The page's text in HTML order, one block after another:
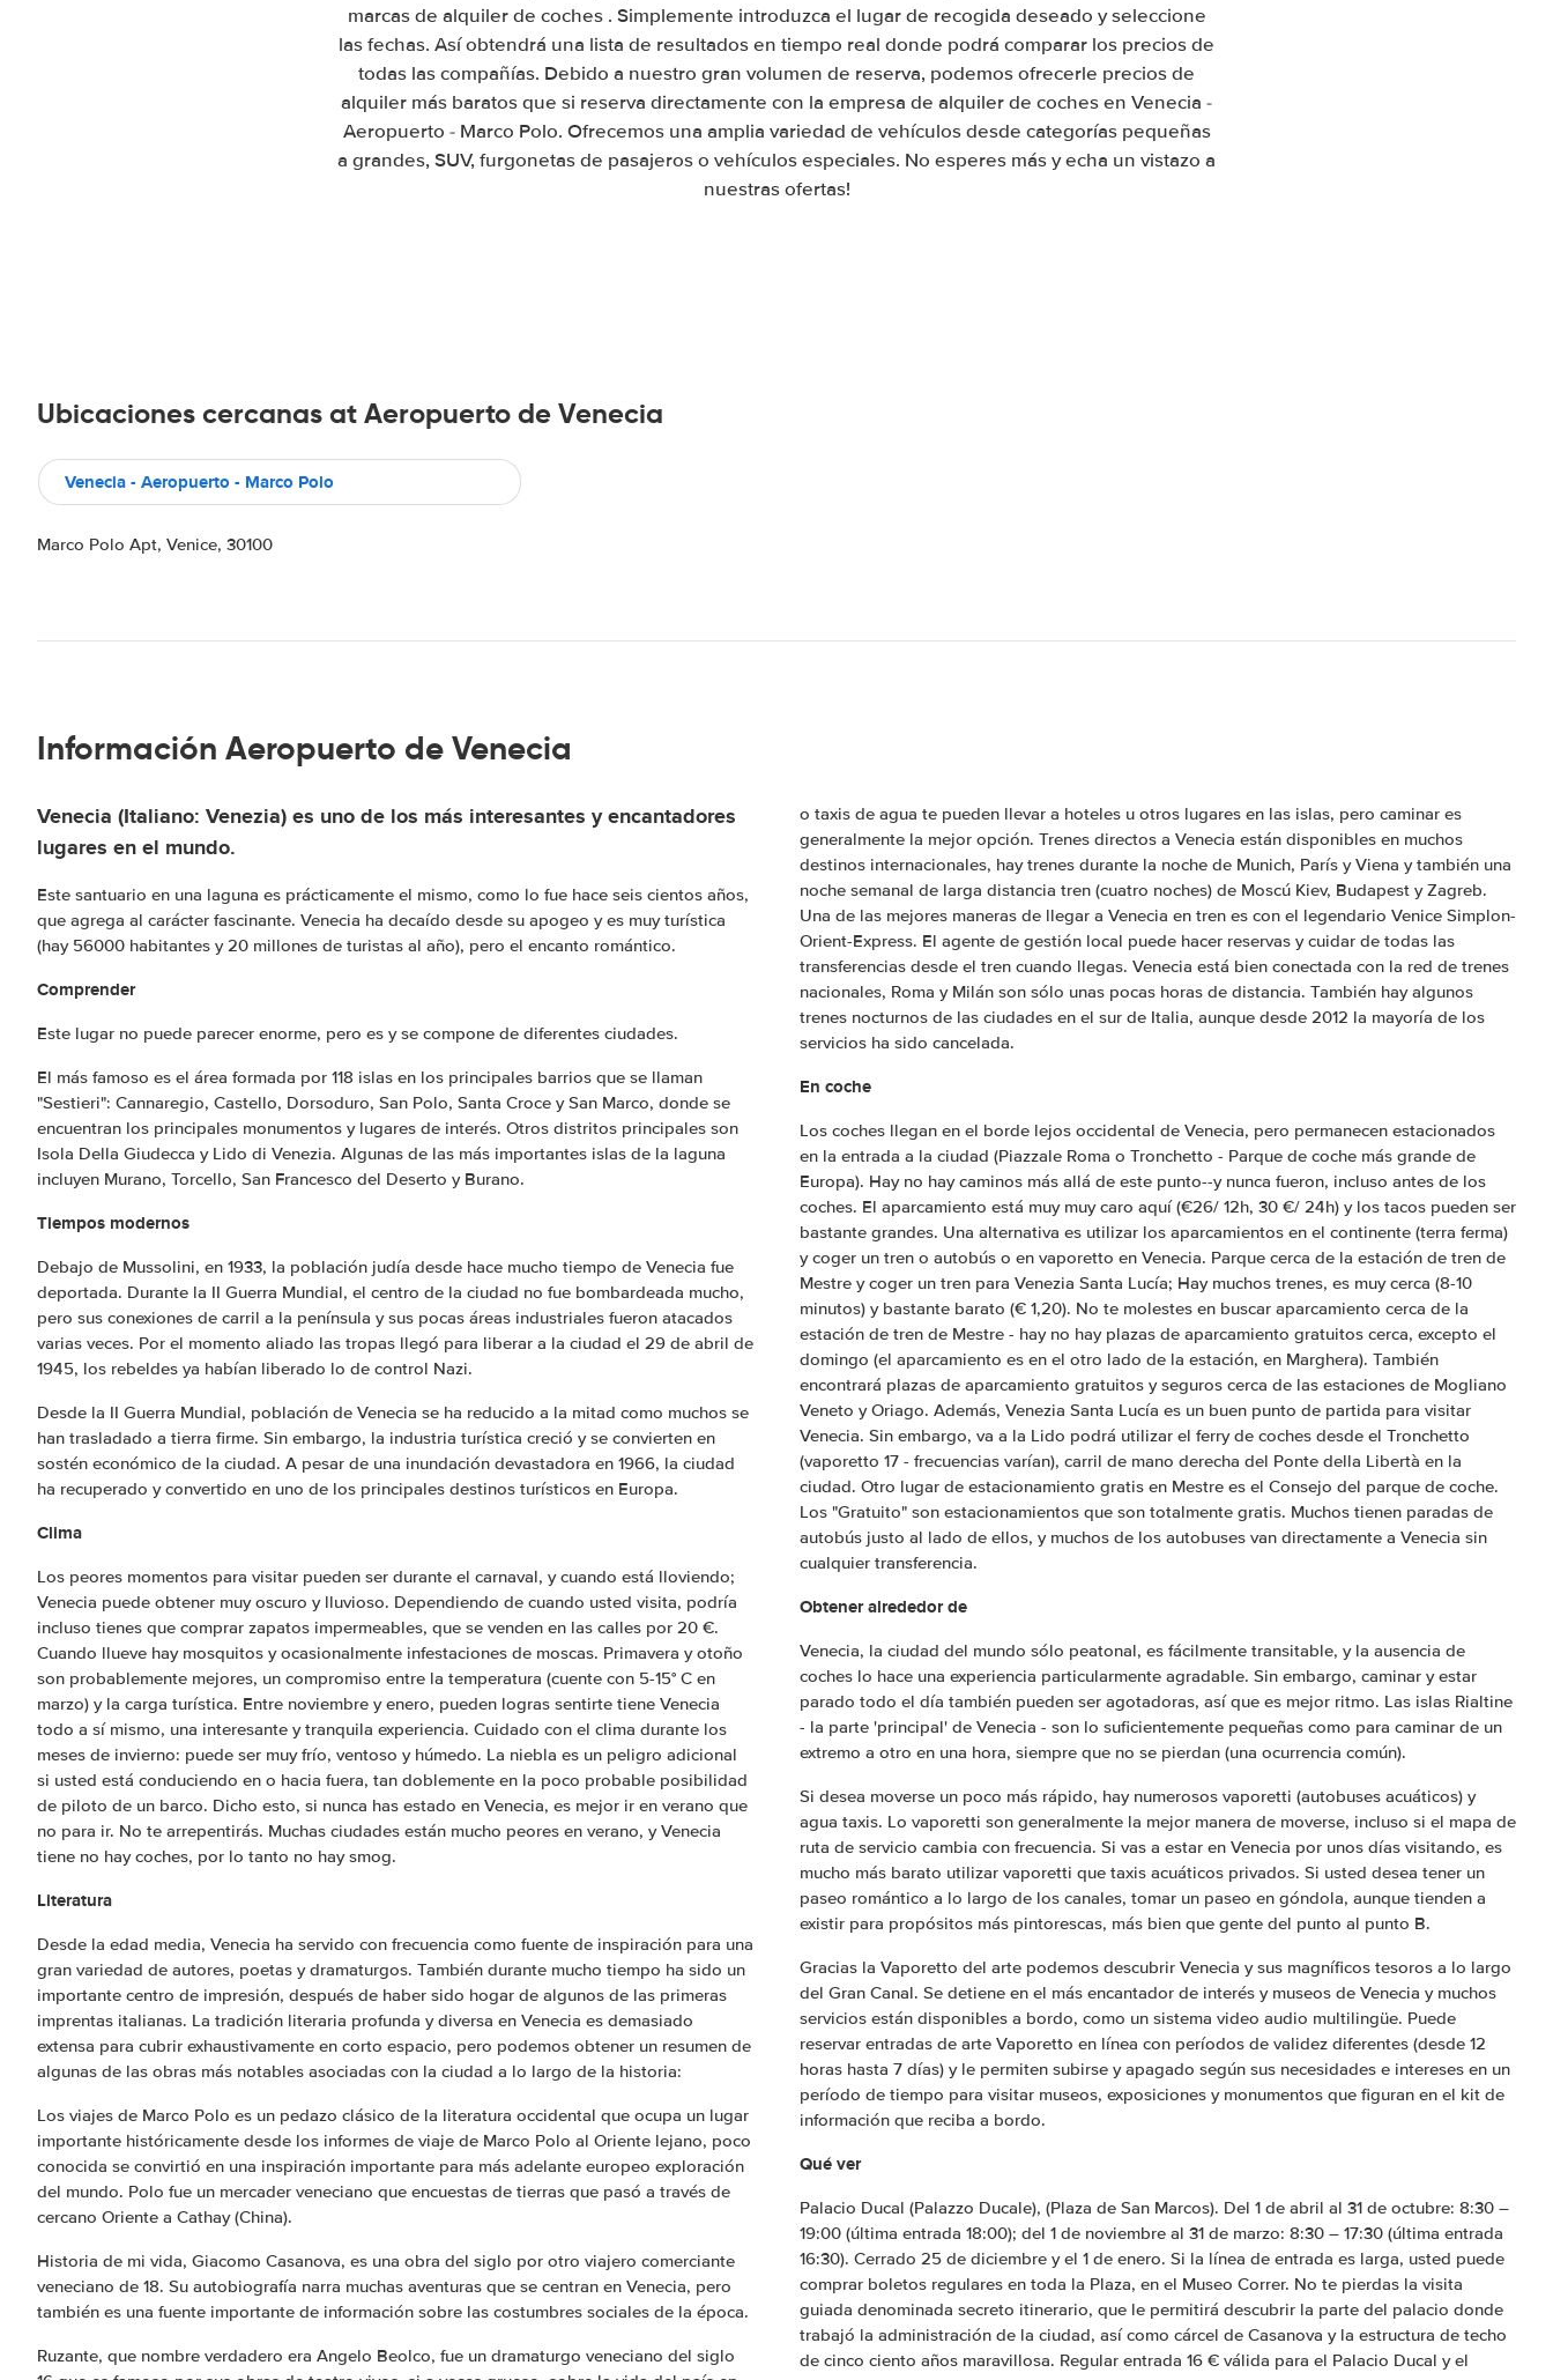
marcas de alquiler de coches . Simplemente introduzca el lugar de recogida deseado y seleccione
las fechas. Así obtendrá una lista de resultados en tiempo real donde podrá comparar los precios de
todas las compañías. Debido a nuestro gran volumen de reserva, podemos ofrecerle precios de
alquiler más baratos que si reserva directamente con la empresa de alquiler de coches en Venecia -
Aeropuerto - Marco Polo. Ofrecemos una amplia variedad de vehículos desde categorías pequeñas
a grandes, SUV, furgonetas de pasajeros o vehículos especiales. No esperes más y echa un vistazo a
nuestras ofertas!
Ubicaciones cercanas at Aeropuerto de Venecia
Venecia - Aeropuerto - Marco Polo
Marco Polo Apt, Venice, 30100
Información Aeropuerto de Venecia
Venecia (Italiano: Venezia) es uno de los más interesantes y encantadores
lugares en el mundo.
Este santuario en una laguna es prácticamente el mismo, como lo fue hace seis cientos años,
que agrega al carácter fascinante. Venecia ha decaído desde su apogeo y es muy turística
(hay 56000 habitantes y 20 millones de turistas al año), pero el encanto romántico.
Comprender
Este lugar no puede parecer enorme, pero es y se compone de diferentes ciudades.
El más famoso es el área formada por 118 islas en los principales barrios que se llaman
"Sestieri": Cannaregio, Castello, Dorsoduro, San Polo, Santa Croce y San Marco, donde se
encuentran los principales monumentos y lugares de interés. Otros distritos principales son
Isola Della Giudecca y Lido di Venezia. Algunas de las más importantes islas de la laguna
incluyen Murano, Torcello, San Francesco del Deserto y Burano.
Tiempos modernos
Debajo de Mussolini, en 1933, la población judía desde hace mucho tiempo de Venecia fue
deportada. Durante la II Guerra Mundial, el centro de la ciudad no fue bombardeada mucho,
pero sus conexiones de carril a la península y sus pocas áreas industriales fueron atacados
varias veces. Por el momento aliado las tropas llegó para liberar a la ciudad el 29 de abril de
1945, los rebeldes ya habían liberado lo de control Nazi.
Desde la II Guerra Mundial, población de Venecia se ha reducido a la mitad como muchos se
han trasladado a tierra firme. Sin embargo, la industria turística creció y se convierten en
sostén económico de la ciudad. A pesar de una inundación devastadora en 1966, la ciudad
ha recuperado y convertido en uno de los principales destinos turísticos en Europa.
Clima
Los peores momentos para visitar pueden ser durante el carnaval, y cuando está lloviendo;
Venecia puede obtener muy oscuro y lluvioso. Dependiendo de cuando usted visita, podría
incluso tienes que comprar zapatos impermeables, que se venden en las calles por 20 €.
Cuando llueve hay mosquitos y ocasionalmente infestaciones de moscas. Primavera y otoño
son probablemente mejores, un compromiso entre la temperatura (cuente con 5-15° C en
marzo) y la carga turística. Entre noviembre y enero, pueden logras sentirte tiene Venecia
todo a sí mismo, una interesante y tranquila experiencia. Cuidado con el clima durante los
meses de invierno: puede ser muy frío, ventoso y húmedo. La niebla es un peligro adicional
si usted está conduciendo en o hacia fuera, tan doblemente en la poco probable posibilidad
de piloto de un barco. Dicho esto, si nunca has estado en Venecia, es mejor ir en verano que
no para ir. No te arrepentirás. Muchas ciudades están mucho peores en verano, y Venecia
tiene no hay coches, por lo tanto no hay smog.
Literatura
Desde la edad media, Venecia ha servido con frecuencia como fuente de inspiración para una
gran variedad de autores, poetas y dramaturgos. También durante mucho tiempo ha sido un
importante centro de impresión, después de haber sido hogar de algunos de las primeras
imprentas italianas. La tradición literaria profunda y diversa en Venecia es demasiado
extensa para cubrir exhaustivamente en corto espacio, pero podemos obtener un resumen de
algunas de las obras más notables asociadas con la ciudad a lo largo de la historia:
Los viajes de Marco Polo es un pedazo clásico de la literatura occidental que ocupa un lugar
importante históricamente desde los informes de viaje de Marco Polo al Oriente lejano, poco
conocida se convirtió en una inspiración importante para más adelante europeo exploración
del mundo. Polo fue un mercader veneciano que encuestas de tierras que pasó a través de
cercano Oriente a Cathay (China).
Historia de mi vida, Giacomo Casanova, es una obra del siglo por otro viajero comerciante
veneciano de 18. Su autobiografía narra muchas aventuras que se centran en Venecia, pero
también es una fuente importante de información sobre las costumbres sociales de la época.
Ruzante, que nombre verdadero era Angelo Beolco, fue un dramaturgo veneciano del siglo
o taxis de agua te pueden llevar a hoteles u otros lugares en las islas, pero caminar es
generalmente la mejor opción. Trenes directos a Venecia están disponibles en muchos
destinos internacionales, hay trenes durante la noche de Munich, París y Viena y también una
noche semanal de larga distancia tren (cuatro noches) de Moscú Kiev, Budapest y Zagreb.
Una de las mejores maneras de llegar a Venecia en tren es con el legendario Venice Simplon-
Orient-Express. El agente de gestión local puede hacer reservas y cuidar de todas las
transferencias desde el tren cuando llegas. Venecia está bien conectada con la red de trenes
nacionales, Roma y Milán son sólo unas pocas horas de distancia. También hay algunos
trenes nocturnos de las ciudades en el sur de Italia, aunque desde 2012 la mayoría de los
servicios ha sido cancelada.
En coche
Los coches llegan en el borde lejos occidental de Venecia, pero permanecen estacionados
en la entrada a la ciudad (Piazzale Roma o Tronchetto - Parque de coche más grande de
Europa). Hay no hay caminos más allá de este punto--y nunca fueron, incluso antes de los
coches. El aparcamiento está muy muy caro aquí (€26/ 12h, 30 €/ 24h) y los tacos pueden ser
bastante grandes. Una alternativa es utilizar los aparcamientos en el continente (terra ferma)
y coger un tren o autobús o en vaporetto en Venecia. Parque cerca de la estación de tren de
Mestre y coger un tren para Venezia Santa Lucía; Hay muchos trenes, es muy cerca (8-10
minutos) y bastante barato (€ 1,20). No te molestes en buscar aparcamiento cerca de la
estación de tren de Mestre - hay no hay plazas de aparcamiento gratuitos cerca, excepto el
domingo (el aparcamiento es en el otro lado de la estación, en Marghera). También
encontrará plazas de aparcamiento gratuitos y seguros cerca de las estaciones de Mogliano
Veneto y Oriago. Además, Venezia Santa Lucía es un buen punto de partida para visitar
Venecia. Sin embargo, va a la Lido podrá utilizar el ferry de coches desde el Tronchetto
(vaporetto 17 - frecuencias varían), carril de mano derecha del Ponte della Libertà en la
ciudad. Otro lugar de estacionamiento gratis en Mestre es el Consejo del parque de coche.
Los "Gratuito" son estacionamientos que son totalmente gratis. Muchos tienen paradas de
autobús justo al lado de ellos, y muchos de los autobuses van directamente a Venecia sin
cualquier transferencia.
Obtener alrededor de
Venecia, la ciudad del mundo sólo peatonal, es fácilmente transitable, y la ausencia de
coches lo hace una experiencia particularmente agradable. Sin embargo, caminar y estar
parado todo el día también pueden ser agotadoras, así que es mejor ritmo. Las islas Rialtine
- la parte 'principal' de Venecia - son lo suficientemente pequeñas como para caminar de un
extremo a otro en una hora, siempre que no se pierdan (una ocurrencia común).
Si desea moverse un poco más rápido, hay numerosos vaporetti (autobuses acuáticos) y
agua taxis. Lo vaporetti son generalmente la mejor manera de moverse, incluso si el mapa de
ruta de servicio cambia con frecuencia. Si vas a estar en Venecia por unos días visitando, es
mucho más barato utilizar vaporetti que taxis acuáticos privados. Si usted desea tener un
paseo romántico a lo largo de los canales, tomar un paseo en góndola, aunque tienden a
existir para propósitos más pintorescas, más bien que gente del punto al punto B.
Gracias la Vaporetto del arte podemos descubrir Venecia y sus magníficos tesoros a lo largo
del Gran Canal. Se detiene en el más encantador de interés y museos de Venecia y muchos
servicios están disponibles a bordo, como un sistema video audio multilingüe. Puede
reservar entradas de arte Vaporetto en línea con períodos de validez diferentes (desde 12
horas hasta 7 días) y le permiten subirse y apagado según sus necesidades e intereses en un
período de tiempo para visitar museos, exposiciones y monumentos que figuran en el kit de
información que reciba a bordo.
Qué ver
Palacio Ducal (Palazzo Ducale), (Plaza de San Marcos). Del 1 de abril al 31 de octubre: 8:30 –
19:00 (última entrada 18:00); del 1 de noviembre al 31 de marzo: 8:30 – 17:30 (última entrada
16:30). Cerrado 25 de diciembre y el 1 de enero. Si la línea de entrada es larga, usted puede
comprar boletos regulares en toda la Plaza, en el Museo Correr. No te pierdas la visita
guiada denominada secreto itinerario, que le permitirá descubrir la parte del palacio donde
trabajó la administración de la ciudad, así como cárcel de Casanova y la estructura de techo
de cinco ciento años maravillosa. Regular entrada 16 € válida para el Palacio Ducal y el